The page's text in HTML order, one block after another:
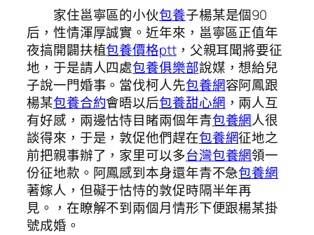
家住邕寧區的小伙包養子楊某是個90
后，性情渾厚誠實。近年來，邕寧區正值年
夜搞開闢扶植包養價格ptt，父親耳聞將要征
地，于是請人四處包養俱樂部說媒，想給兒
子說一門婚事。當伐柯人先包養網容阿鳳跟
楊某包養合約會晤以后包養甜心網 ，兩人互
有好感，兩邊怙恃目睹兩個年青包養網人很
談得來，于是，敦促他們趕在包養網征地之
前把親事辦了，家里可以多台灣包養網領一
份征地款。阿鳳感到本身還年青不急包養網
著嫁人，但礙于怙恃的敦促時隔半年再
見。，在瞭解不到兩個月情形下便跟楊某掛
號成婚。